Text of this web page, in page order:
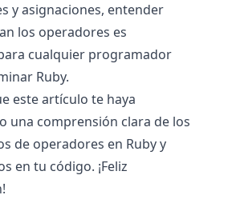
y asignaciones, entender
los operadores es
cualquier programador
Ruby.
este artículo te haya
una comprensión clara de los
de operadores en Ruby y
en tu código. ¡Feliz